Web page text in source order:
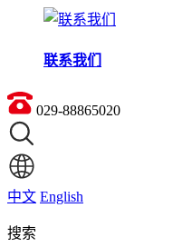
联系我们
029-88865020
中文 English
搜索